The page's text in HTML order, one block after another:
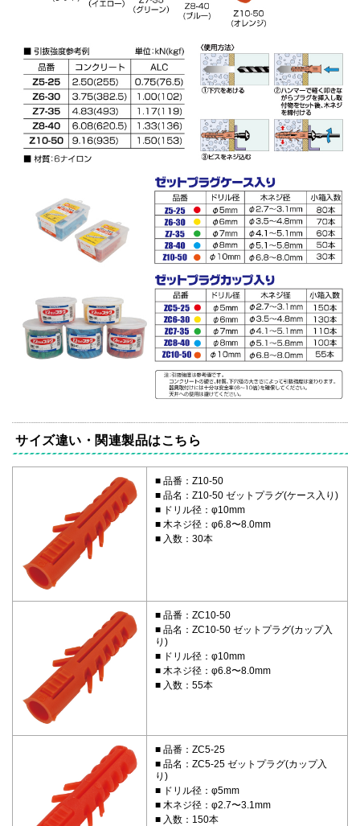
サイズ違い・関連製品はこちら
品番：Z10-50
品名：Z10-50 ゼットプラグ(ケース入り)
ドリル径：φ10mm
木ネジ径：φ6.8〜8.0mm
入数：30本
品番：ZC10-50
品名：ZC10-50 ゼットプラグ(カップ入
り)
ドリル径：φ10mm
木ネジ径：φ6.8〜8.0mm
入数：55本
品番：ZC5-25
品名：ZC5-25 ゼットプラグ(カップ入
り)
ドリル径：φ5mm
木ネジ径：φ2.7〜3.1mm
入数：150本